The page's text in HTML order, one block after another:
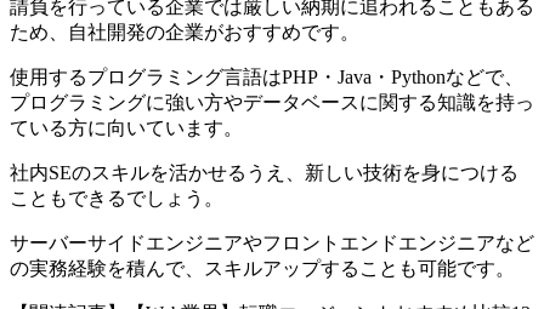
請負を行っている企業では厳しい納期に追われることもある
ため、自社開発の企業がおすすめです。
使用するプログラミング言語はPHP・Java・Pythonなどで、
プログラミングに強い方やデータベースに関する知識を持っ
ている方に向いています。
社内SEのスキルを活かせるうえ、新しい技術を身につける
こともできるでしょう。
サーバーサイドエンジニアやフロントエンドエンジニアなど
の実務経験を積んで、スキルアップすることも可能です。